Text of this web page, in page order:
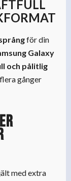
för din
Galaxy
och pålitlig
gånger
med extra